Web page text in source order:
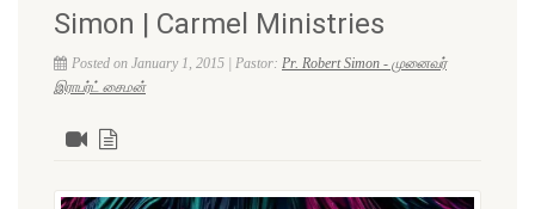
Simon | Carmel Ministries
Posted on January 1, 2015 | Pastor: Pr. Robert Simon - முனைவர்
இராபர்ட் சைமன்